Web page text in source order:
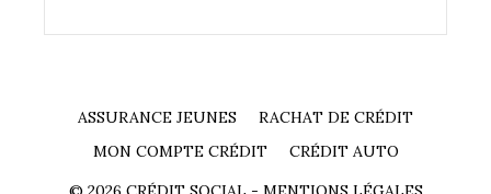
ASSURANCE JEUNES
RACHAT DE CRÉDIT
MON COMPTE CRÉDIT
CRÉDIT AUTO